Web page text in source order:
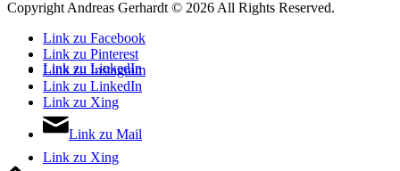
Link zu LinkedIn
Link zu Xing
Copyright Andreas Gerhardt © 2026 All Rights Reserved.
Link zu Facebook
Link zu Pinterest
Link zu Instagram
Link zu LinkedIn
Link zu Xing
Link zu Mail